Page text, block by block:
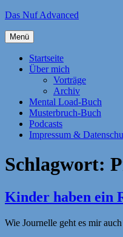
Zum
springen
Das Nuf Advanced
Menü
Startseite
Über mich
Vorträge
Archiv
Mental Load-Buch
Musterbruch-Buch
Podcasts
Impressum &
Schlagwort:
Kinder haben ein
Wie Journelle geht es mir